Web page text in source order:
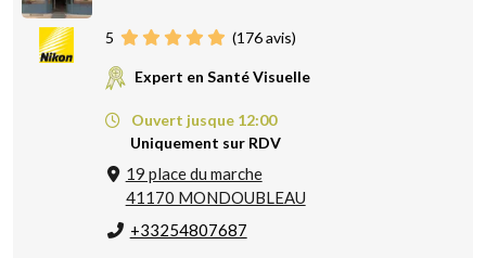
5 (176avis)
Expert en Santé Visuelle
Ouvert jusque 12:00
Uniquement sur RDV
19 place du marche
41170 MONDOUBLEAU
+33254807687